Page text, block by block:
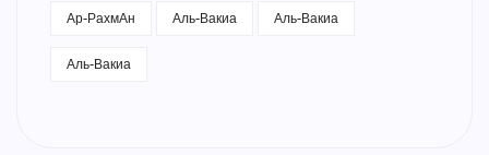
Ар-РахмАн
Аль-Вакиа
Аль-Вакиа
Аль-Вакиа